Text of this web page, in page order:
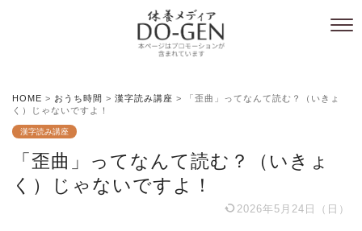
HOME > おうち時間 > 漢字読み講座 >
「歪曲」ってなんて読む？（いきょ
く）じゃないですよ！
漢字読み講座
「歪曲」ってなんて読む？（いきょ
く）じゃないですよ！
2026年5月24日（日）